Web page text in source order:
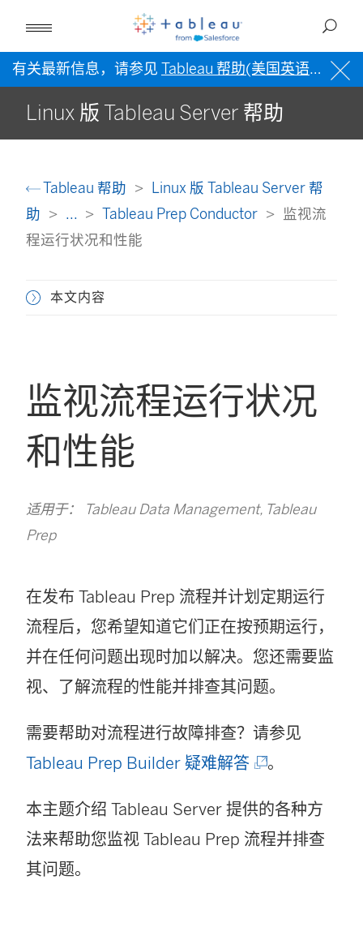
有关最新信息，请参见 Tableau 帮助(美国英语) 。
Linux 版 Tableau Server 帮助
Tableau 帮助
Linux 版 Tableau Server 帮
助
... Tableau Prep Conductor
监视流
程运行状况和性能
本文内容
监视流程运行状况
和性能
适用于： Tableau Data Management, Tableau
Prep
在发布 Tableau Prep 流程并计划定期运行
流程后，您希望知道它们正在按预期运行，
并在任何问题出现时加以解决。您还需要监
视、了解流程的性能并排查其问题。
需要帮助对流程进行故障排查？请参见
Tableau Prep Builder 疑难解答 (
接
在
。
本主题介绍 Tableau Server 提供的各种方
法来帮助您监视 Tableau Prep 流程并排查
其问题。